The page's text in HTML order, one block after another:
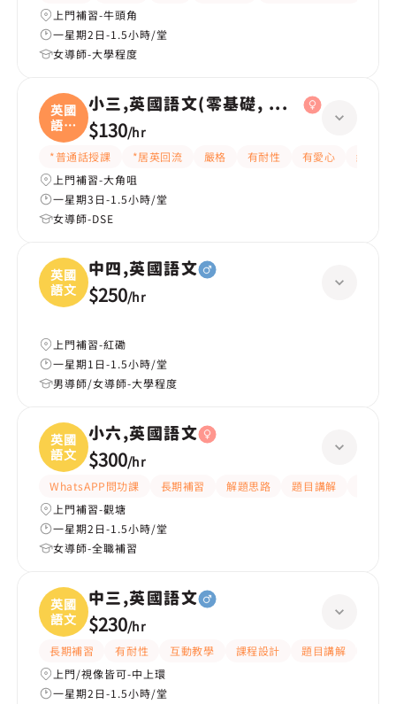
上門補習-牛頭角
一星期2日-1.5小時/堂
女導師-大學程度
英國
語文
(
小三,英國語文(零基礎, 會話)
$130/hr
*普通話授課 *居英回流 嚴格 有耐性 有愛心
細心
上門補習-大角咀
一星期3日-1.5小時/堂
女導師-DSE
英國
語文
中四,英國語文
$250/hr
上門補習-紅磡
一星期1日-1.5小時/堂
男導師/女導師-大學程度
英國
語文
小六,英國語文
$300/hr
WhatsAPP問功課 長期補習 解題思路 題目講解
上門補習-觀塘
一星期2日-1.5小時/堂
女導師-全職補習
英國
語文
中三,英國語文
$230/hr
長期補習 有耐性 互動教學 課程設計 題目講解
上門/視像皆可-中上環
一星期2日-1.5小時/堂